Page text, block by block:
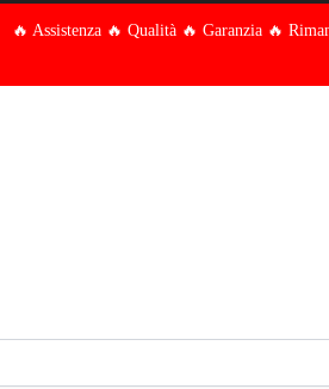
🔥 Assistenza 🔥 Qualità 🔥 Garanzia 🔥